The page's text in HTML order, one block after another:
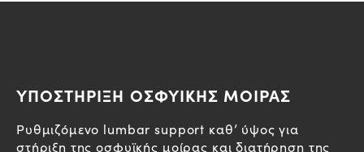
ΥΠΟΣΤΗΡΙΞΗ ΟΣΦΥΙΚΗΣ ΜΟΙΡΑΣ
Ρυθμιζόμενο lumbar support καθ’ ύψος για
στήριξη της οσφυϊκής μοίρας και διατήρηση της